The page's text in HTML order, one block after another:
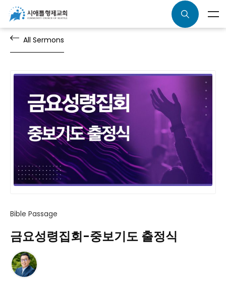
All Sermons
Bible Passage
금요성령집회-중보기도 출정식